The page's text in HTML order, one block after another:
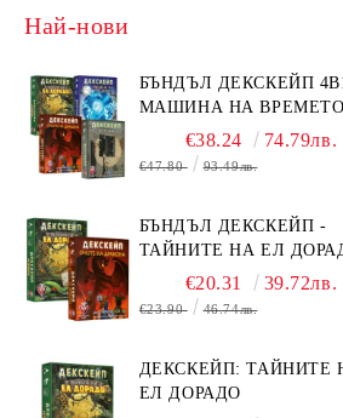
Най-нови
БЪНДЪЛ ДЕКСКЕЙП
МАШИНА НА
БЯГСТВО ОТ АЛКАТРАЗ
ТАЙНИТЕ НА ЕЛ
€38.24 74.79лв.
€47.80 93.49лв.
БЪНДЪЛ ДЕКСКЕЙП -
ТАЙНИТЕ НА ЕЛ
ОЧИТЕ НА ДРАКОНА
€20.31 39.72лв.
€23.90 46.74лв.
ДЕКСКЕЙП: ТАЙНИТЕ
ЕЛ ДОРАДО